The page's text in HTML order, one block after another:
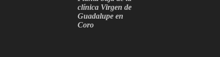
clínica Virgen de
Guadalupe en
Coro